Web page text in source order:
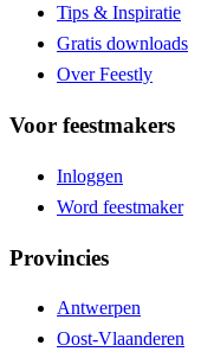
Tips & Inspiratie
Gratis downloads
Over Feestly
Voor feestmakers
Inloggen
Word feestmaker
Provincies
Antwerpen
Oost-Vlaanderen